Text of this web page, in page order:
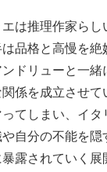
は推理作家らし
品格と高慢を
ドリューと一緒
係を成立させて
てしまい、イタ
自分の不能を隠
露されていく展